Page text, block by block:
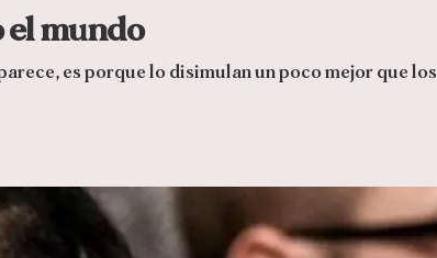
el mundo
es porque lo disimulan un poco mejor que los